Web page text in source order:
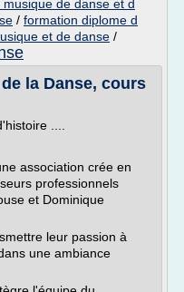
de danse et d
/ formation diplome d
et de danse /
la Danse, cours
....
association crée en
professionnels
et Dominique
leur passion à
une ambiance